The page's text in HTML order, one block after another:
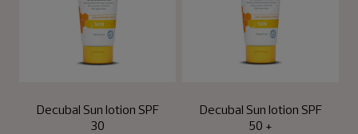
Decubal Sun lotion SPF
30
Decubal Sun lotion SPF
50 +